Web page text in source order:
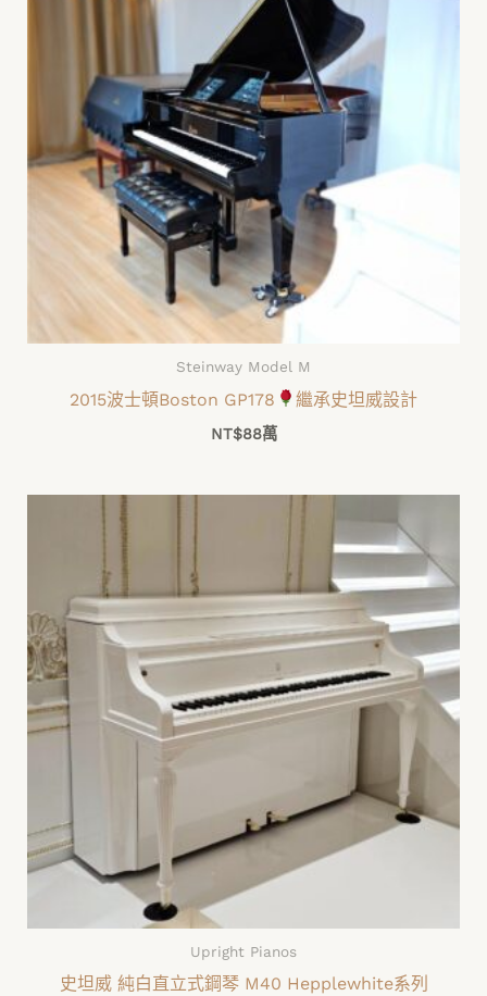
Steinway Model M
2015波士頓Boston GP178 繼承史坦威設計
NT$88萬
Upright Pianos
史坦威 純白直立式鋼琴 M40 Hepplewhite系列